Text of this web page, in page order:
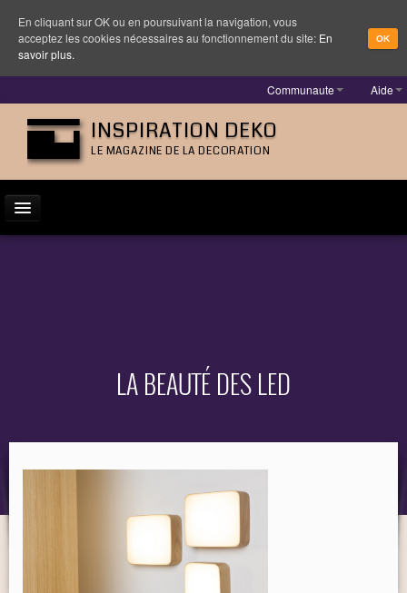
Communaute Aide
INSPIRATION DEKO
LE MAGAZINE DE LA DECORATION
OBJET
LA BEAUTÉ DES LED
En cliquant sur OK ou en poursuivant la navigation, vous
acceptez les cookies nécessaires au fonctionnement du site: En
savoir plus.
OK